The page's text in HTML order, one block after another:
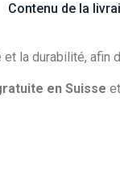
Contenu de la
la durabilité, afin
en Suisse